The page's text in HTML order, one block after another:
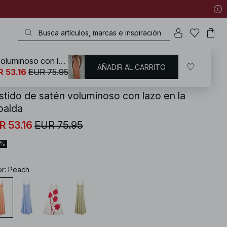
/ Vestidos / Vestidos largos
de satén voluminoso con lazo en la
53.16 EUR 75.95
: Peach
Vestido de satén voluminoso con lazo en la espalda
53.16 EUR 75.95 AÑADIR AL CARRITO